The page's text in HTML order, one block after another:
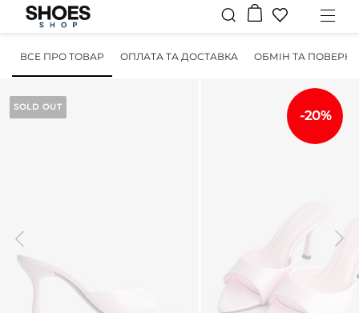
ВСЕ ПРО ТОВАР ОПЛАТА ТА ДОСТАВКА ОБМІН ТА
-20%
SOLD OUT